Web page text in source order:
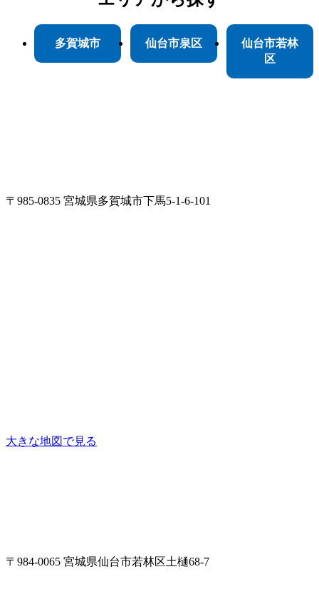
多賀城市 仙台市泉区
仙台市若林
区
〒985-0835 宮城県多賀城市下馬5-1-6-101
大きな地図で見る
〒984-0065 宮城県仙台市若林区土樋68-7